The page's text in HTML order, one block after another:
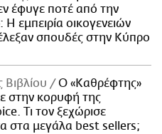
έφυγε ποτέ από την
Η εμπειρία οικογενειών
σπουδές στην Κύπρο
Ο «Καθρέφτης»
στην κορυφή της
Τι τον ξεχώρισε
στα μεγάλα best sellers;